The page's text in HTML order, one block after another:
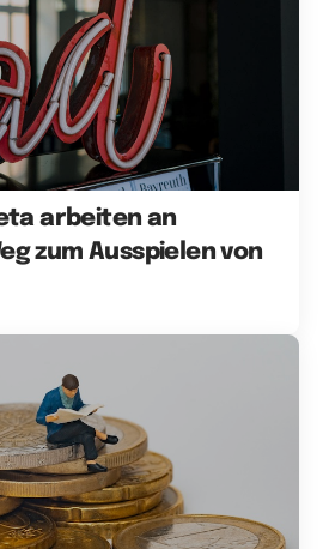
arbeiten an
zum Ausspielen von